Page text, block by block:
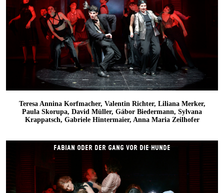
Teresa Annina Korfmacher, Valentin Richter, Liliana Merker,
Paula Skorupa, David Müller, Gábor Biedermann, Sylvana
Krappatsch, Gabriele Hintermaier, Anna Maria Zeilhofer
FABIAN ODER DER GANG VOR DIE HUNDE